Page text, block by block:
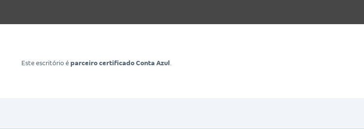
Este escritório é parceiro certificado Conta Azul .